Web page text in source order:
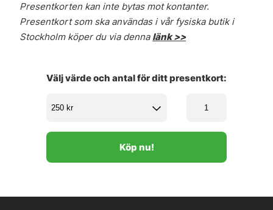
Presentkorten kan inte bytas mot kontanter.
Presentkort som ska användas i vår fysiska butik i
Stockholm köper du via denna länk >>
Välj värde och antal för ditt presentkort:
Köp nu!